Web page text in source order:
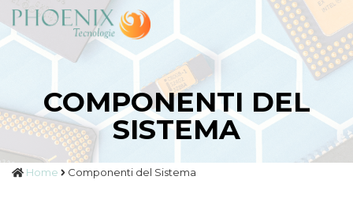
COMPONENTI DEL
SISTEMA
Home Componenti del Sistema